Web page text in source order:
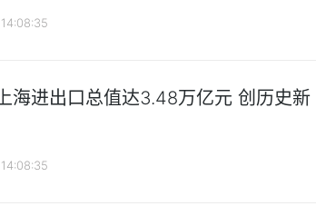
海进出口总值达3.48万亿元 创历史新